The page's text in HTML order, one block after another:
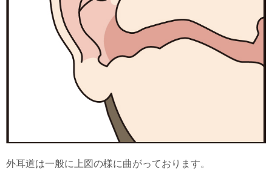
外耳道は一般に上図の様に曲がっております。